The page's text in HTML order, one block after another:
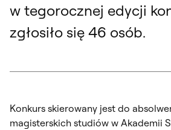
w tegorocznej edycji
zgłosiło się 46 osób.
Konkurs skierowany jest do
magisterskich studiów w Akademii